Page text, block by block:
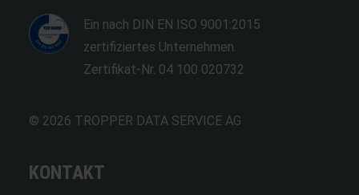
Ein nach DIN EN ISO 9001:2015
zertifiziertes Unternehmen.
Zertifikat-Nr. 04 100 020732
© 2026 TROPPER DATA SERVICE AG
KONTAKT